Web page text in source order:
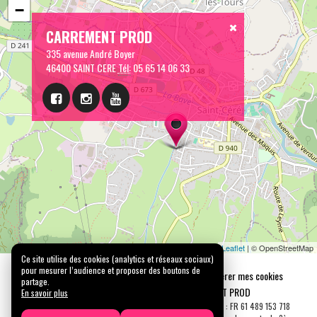
CARREMENT PROD
335 avenue André Boyer
46400 SAINT CERETél:05 65 14 06 33
−
Leaflet | © OpenStreetMap
Mentions légales Confidentialité
Gérer mes cookies
Tous droits réservés © 2026 |
CARREMENT PROD
N° SIRET : 489 153 718 00031 - APE : 9001 Z - N° TVA Int. : FR 61 489 153 718
Ce site utilise des cookies (analytics et réseaux sociaux)
pour mesurer l’audience et proposer des boutons de
partage.
En savoir plus